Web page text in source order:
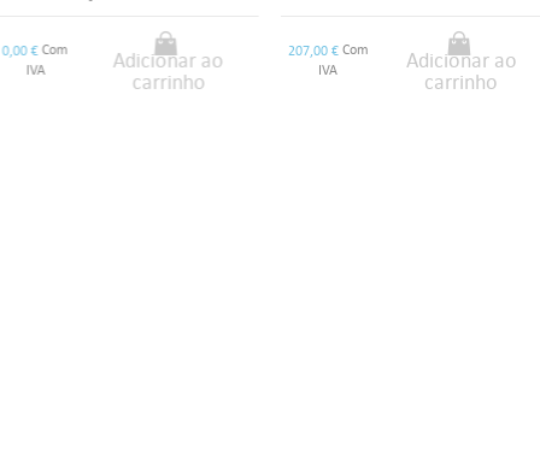
0,00 € Com
IVA
Adicionar ao
carrinho
207,00 € Com
IVA
Adicionar ao
carrinho